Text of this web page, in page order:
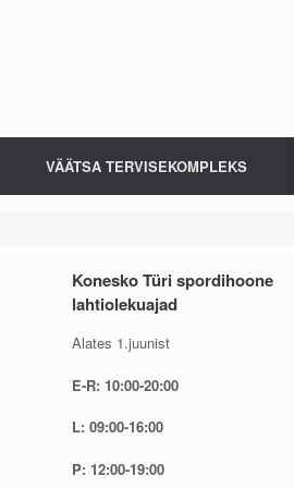
VÄÄTSA TERVISEKOMPLEKS
Konesko Türi spordihoone
lahtiolekuajad
Alates 1.juunist
E-R: 10:00-20:00
L: 09:00-16:00
P: 12:00-19:00